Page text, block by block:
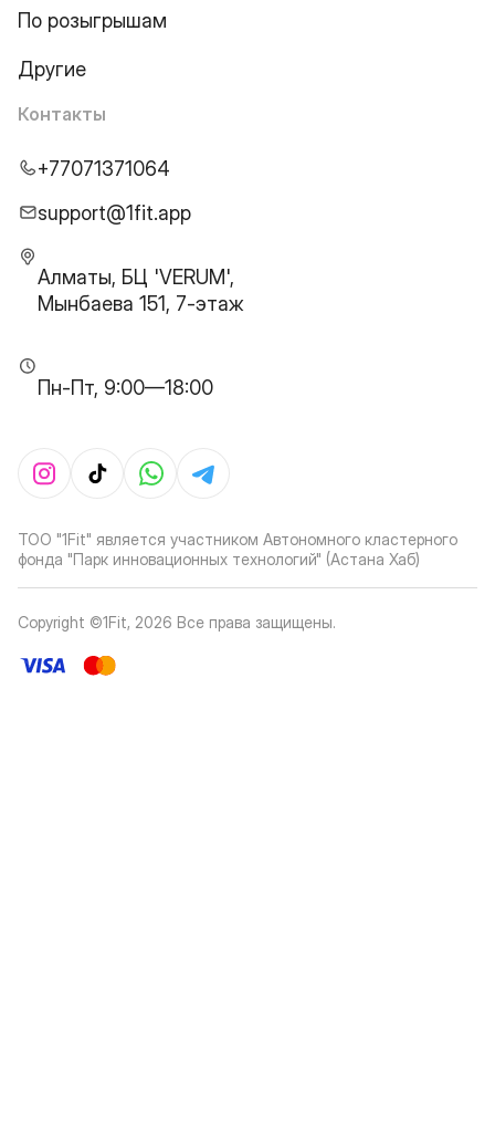
По розыгрышам
Другие
Контакты
+77071371064
support@1fit.app
Алматы, БЦ 'VERUM',
Мынбаева 151, 7-этаж
Пн-Пт, 9:00—18:00
ТОО "1Fit" является участником Автономного кластерного
фонда "Парк инновационных технологий" (Астана Хаб)
Copyright ©1Fit, 2026 Все права защищены.